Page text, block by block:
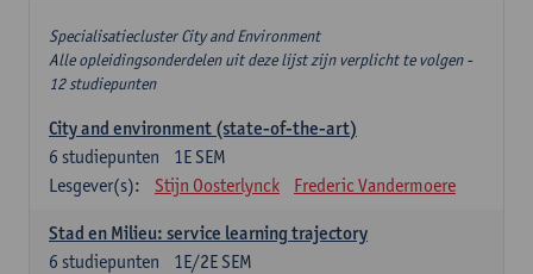
Specialisatiecluster City and Environment
Alle opleidingsonderdelen uit deze lijst zijn verplicht te volgen -
12 studiepunten
City and environment (state-of-the-art)
1E SEM
6 studiepunten
Lesgever(s):
Stijn Oosterlynck Frederic Vandermoere
Stad en Milieu: service learning trajectory
1E/2E SEM
6 studiepunten